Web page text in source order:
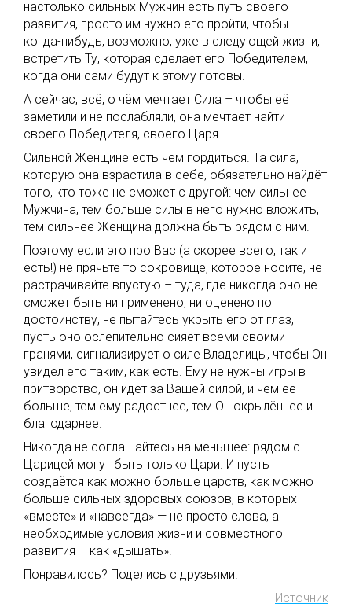
настолько сильных Мужчин есть путь своего
развития, просто им нужно его пройти, чтобы
когда-нибудь, возможно, уже в следующей жизни,
встретить Ту, которая сделает его Победителем,
когда они сами будут к этому готовы.
А сейчас, всё, о чём мечтает Сила – чтобы её
заметили и не послабляли, она мечтает найти
своего Победителя, своего Царя.
Сильной Женщине есть чем гордиться. Та сила,
которую она взрастила в себе, обязательно найдёт
того, кто тоже не сможет с другой: чем сильнее
Мужчина, тем больше силы в него нужно вложить,
тем сильнее Женщина должна быть рядом с ним.
Поэтому если это про Вас (а скорее всего, так и
есть!) не прячьте то сокровище, которое носите, не
растрачивайте впустую – туда, где никогда оно не
сможет быть ни применено, ни оценено по
достоинству, не пытайтесь укрыть его от глаз,
пусть оно ослепительно сияет всеми своими
гранями, сигнализирует о силе Владелицы, чтобы Он
увидел его таким, как есть. Ему не нужны игры в
притворство, он идёт за Вашей силой, и чем её
больше, тем ему радостнее, тем Он окрылённее и
благодарнее.
Никогда не соглашайтесь на меньшее: рядом с
Царицей могут быть только Цари. И пусть
создаётся как можно больше царств, как можно
больше сильных здоровых союзов, в которых
«вместе» и «навсегда» — не просто слова, а
необходимые условия жизни и совместного
развития – как «дышать».
Понравилось? Поделись с друзьями!
Источник